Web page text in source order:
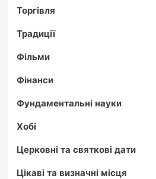
Торгівля
Традиції
Фільми
Фінанси
Фундаментальні науки
Хобі
Церковні та святкові дати
Цікаві та визначні місця